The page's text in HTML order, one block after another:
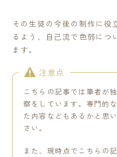
ミニリューターの選び方[006]
③制作を続ける自分のための
絵ができるまで【小作品編】
その生徒の今後の制作に役
るよう、自己流で色弱につ
ます。
注意点
こちらの記事では筆者が
察をしています。専門的
た内容などもあるかと思
さい。
また、現時点でこちらの